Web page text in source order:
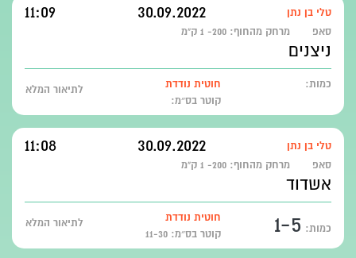
טלי בן נתן 30.09.2022
11:09
סאפ מרחק מהחוף: 200- 1 ק"מ
ניצנים
כמות:
חוטית נודדת
קוטר בס״מ:
לתיאור המלא
טלי בן נתן 30.09.2022
11:08
סאפ מרחק מהחוף: 200- 1 ק"מ
אשדוד
כמות: 1-5
חוטית נודדת
קוטר בס״מ: 11-30
לתיאור המלא